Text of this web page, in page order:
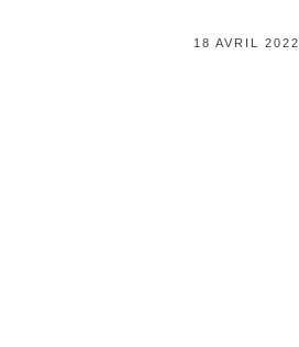
18 AVRIL 2022